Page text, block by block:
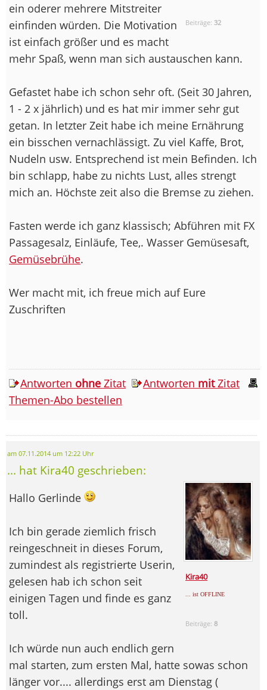
Beiträge:32
ein oderer mehrere Mitstreiter
einfinden würden. Die Motivation
ist einfach größer und es macht
mehr Spaß, wenn man sich austauschen kann.
Gefastet habe ich schon sehr oft. (Seit 30 Jahren,
1 - 2 x jährlich) und es hat mir immer sehr gut
getan. In letzter Zeit habe ich meine Ernährung
ein bisschen vernachlässigt. Zu viel Kaffe, Brot,
Nudeln usw. Entsprechend ist mein Befinden. Ich
bin schlapp, habe zu nichts Lust, alles strengt
mich an. Höchste zeit also die Bremse zu ziehen.
Fasten werde ich ganz klassisch; Abführen mit FX
Passagesalz, Einläufe, Tee,. Wasser Gemüsesaft,
Gemüsebrühe.
Wer macht mit, ich freue mich auf Eure
Zuschriften
Antworten ohne Zitat Antworten mitZitat
Themen-Abo bestellen
am 07.11.2014 um 12:22 Uhr
... hat Kira40 geschrieben:
Kira40
... ist OFFLINE
Beiträge:8
Hallo Gerlinde
Ich bin gerade ziemlich frisch
reingeschneit in dieses Forum,
zumindest als registrierte Userin,
gelesen hab ich schon seit
einigen Tagen und finde es ganz
toll.
Ich würde nun auch endlich gern
mal starten, zum ersten Mal, hatte sowas schon
länger vor.... allerdings erst am Dienstag (